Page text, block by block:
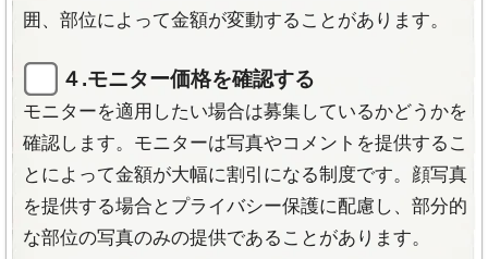
《公式サイト》
主な特徴
最短6カ月、60分のスピード脱毛。
痛みがほとんどなく 肌に優しい。
都度払い・月額・回数コースなど、希望に合っ
主な特徴
「満足度・口コミ・選ばれる」各部門で
の脱毛サロン。
業界最安クラス
の月額3,000円、初月0円。
毛」「色素の薄い毛」「ほくろ毛」「日焼け肌」も脱
毛可能。
生コラーゲンローション追加可能。
囲、部位によって金額が変動することがあります。
４.モニター価格を確認する
モニターを適用したい場合は募集しているかどうかを
確認します。モニターは写真やコメントを提供するこ
とによって金額が大幅に割引になる制度です。顔写真
を提供する場合とプライバシー保護に配慮し、部分的
な部位の写真のみの提供であることがあります。